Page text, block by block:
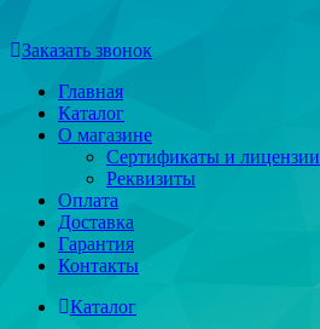
Заказать звонок
Главная
Каталог
О магазине
Сертификаты и лицензии
Реквизиты
Оплата
Доставка
Гарантия
Контакты
Каталог